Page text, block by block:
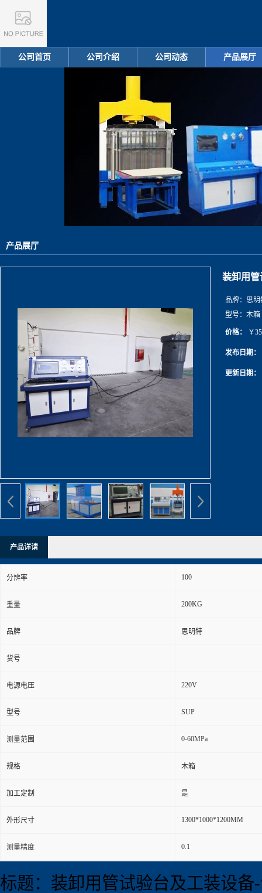
公司首页 公司介绍 公司动态 产品展厅
产品展厅
装卸用管
品牌： 思明
型号： 木箱
价格： ￥
发布日期：
更新日期：
产品详请
分辨率 100
重量 200KG
品牌 思明特
货号
电源电压 220V
型号 SUP
测量范围 0-60MPa
规格 木箱
加工定制 是
外形尺寸 1300*1000*1200MM
测量精度 0.1
标题：装卸用管试验台及工装设备